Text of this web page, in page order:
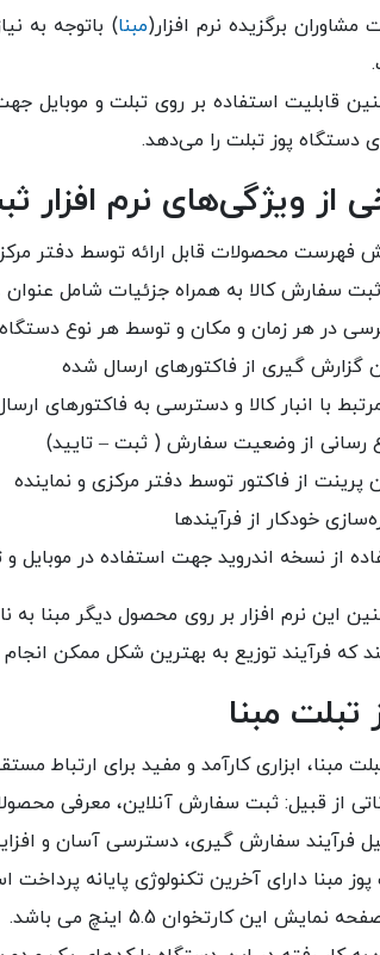
مشاوران برگزیده نرم افزار‌(مبنا) باتوجه به
قابلیت استفاده بر روی تبلت و موبایل
دستگاه پوز تبلت را می‌دهد.
از ویژگی‌های نرم افزار
فهرست محصولات قابل ارائه توسط دفتر
سفارش کالا به همراه جزئیات شامل عنوان
در هر زمان و مکان و توسط هر نوع دستگاه ،
گزارش گیری از فاکتورهای ارسال شده
با انبار کالا و دسترسی به فاکتورهای
رسانی از وضعیت سفارش ( ثبت – تایید)
پرینت از فاکتور توسط دفتر مرکزی و نماینده
خودکار از فرآیند‌ها
از نسخه اندروید جهت استفاده در موبایل
این نرم افزار بر روی محصول دیگر مبنا به
که فرآیند توزیع به بهترین شکل ممکن
تبلت مبنا
مبنا، ابزاری کارآمد و مفید برای
از قبیل: ثبت سفارش آنلاین، معرفی
فرآیند سفارش گیری، دسترسی آسان و
نمایش این کارتخوان 5.5 اینچ می باشد.